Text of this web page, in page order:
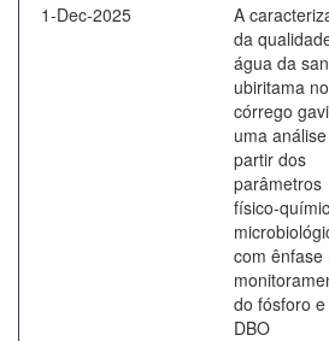
1-Dec-2025
A
da
água da
ubiritama no
córrego
uma
partir dos
parâmetros
físico-
com ênfase
do fósforo e
DBO